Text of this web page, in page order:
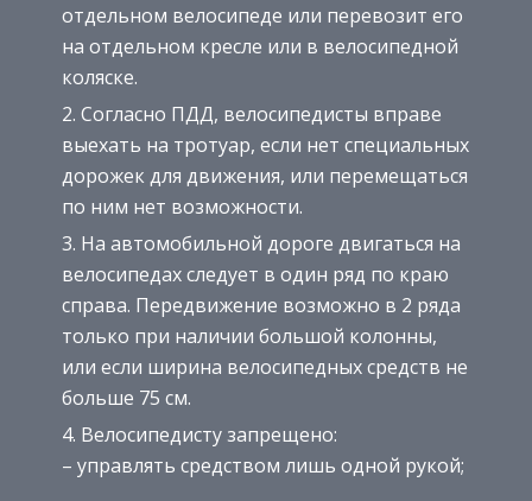
отдельном велосипеде или перевозит его
на отдельном кресле или в велосипедной
коляске.
Согласно ПДД, велосипедисты вправе
выехать на тротуар, если нет специальных
дорожек для движения, или перемещаться
по ним нет возможности.
На автомобильной дороге двигаться на
велосипедах следует в один ряд по краю
справа. Передвижение возможно в 2 ряда
только при наличии большой колонны,
или если ширина велосипедных средств не
больше 75 см.
Велосипедисту запрещено:
– управлять средством лишь одной рукой;